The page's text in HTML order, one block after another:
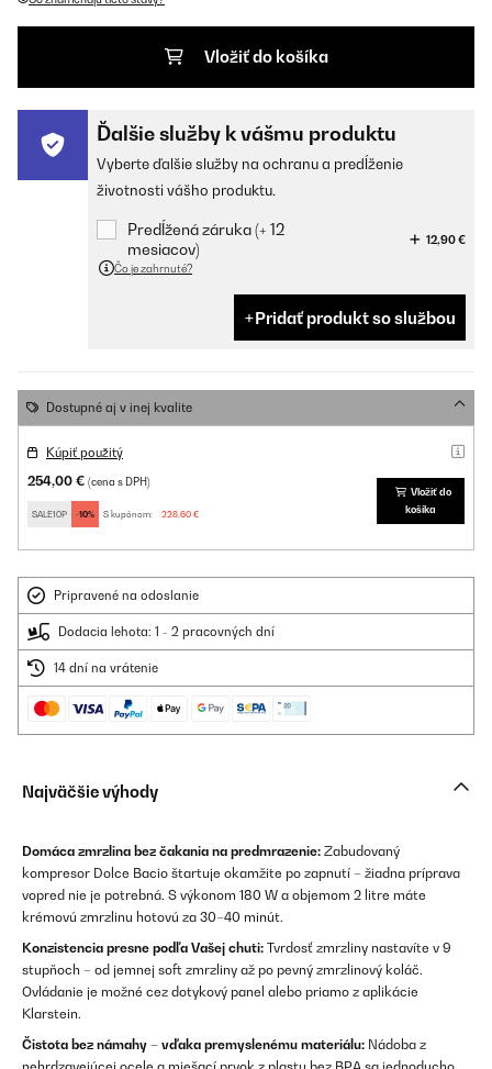
Vložiť do košíka
Ďalšie služby k vášmu produktu
Vyberte ďalšie služby na ochranu a predĺženie
životnosti vášho produktu.
Predĺžená záruka (+ 12
mesiacov)
12,90 €
Čo je zahrnuté?
Pridať produkt so službou
Dostupné aj v inej kvalite
Kúpiť použitý
254,00 € (cena s DPH)
SALE10P -10% S kupónom: 228,60 €
Vložiť do
košíka
Pripravené na odoslanie
Dodacia lehota: 1 - 2 pracovných dní
14 dní na vrátenie
Najväčšie výhody
Domáca zmrzlina bez čakania na predmrazenie: Zabudovaný
kompresor Dolce Bacio štartuje okamžite po zapnutí – žiadna príprava
vopred nie je potrebná. S výkonom 180 W a objemom 2 litre máte
krémovú zmrzlinu hotovú za 30–40 minút.
Konzistencia presne podľa Vašej chuti: Tvrdosť zmrzliny nastavíte v 9
stupňoch – od jemnej soft zmrzliny až po pevný zmrzlinový koláč.
Ovládanie je možné cez dotykový panel alebo priamo z aplikácie
Klarstein.
Čistota bez námahy – vďaka premyslenému materiálu: Nádoba z